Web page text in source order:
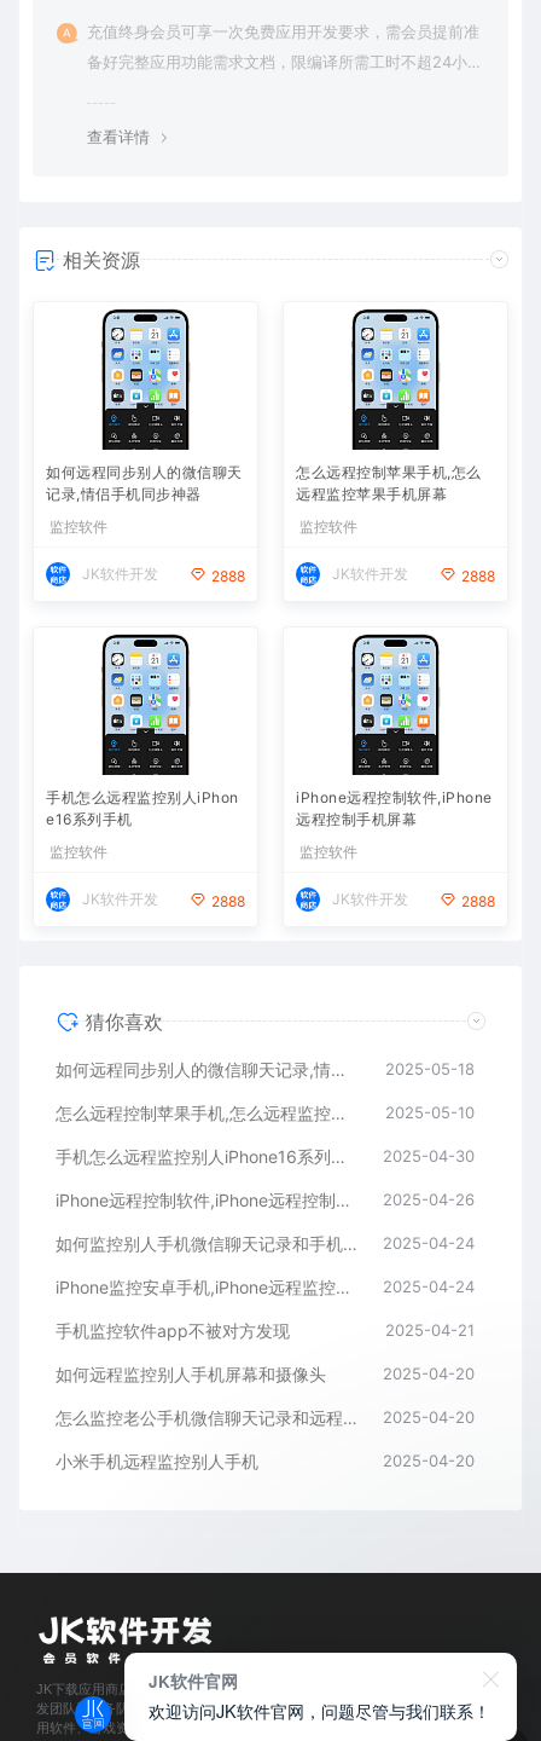
充值终身会员可享一次免费应用开发要求，需会员提前准
备好完整应用功能需求文档，限编译所需工时不超24小
查看详情
相关资源
如何远程同步别人的微信聊天
记录,情侣手机同步神器
监控软件
JK软件开发 2888
怎么远程控制苹果手机,怎么
远程监控苹果手机屏幕
监控软件
JK软件开发 2888
手机怎么远程监控别人iPhon
e16系列手机
监控软件
JK软件开发 2888
iPhone远程控制软件,iPhone
远程控制手机屏幕
监控软件
JK软件开发 2888
猜你喜欢
如何远程同步别人的微信聊天记录,情侣手机同步神器 2025-05-18
怎么远程控制苹果手机,怎么远程监控苹果手机屏幕 2025-05-10
手机怎么远程监控别人iPhone16系列手机 2025-04-30
iPhone远程控制软件,iPhone远程控制手机屏幕 2025-04-26
如何监控别人手机微信聊天记录和手机屏幕摄像头 2025-04-24
iPhone监控安卓手机,iPhone远程监控华为手机软件 2025-04-24
手机监控软件app不被对方发现 2025-04-21
如何远程监控别人手机屏幕和摄像头 2025-04-20
怎么监控老公手机微信聊天记录和远程查看相册视频照片 2025-04-20
小米手机远程监控别人手机 2025-04-20
JK下载应用商店是经过官方认证,保障正版的软件下载平台,拥有业内资深软件开
发团队和服务队伍,所有软件都通过人工亲测,为每位会员用户提供安全可靠的应
用软件、游戏资源下载及程序开发服务。
JK软件官网
欢迎访问JK软件官网，问题尽管与我们联系！